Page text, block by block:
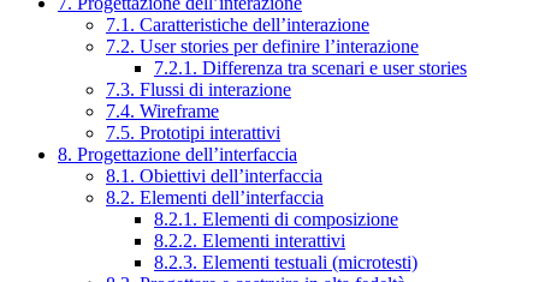
7.1. Caratteristiche dell’interazione
7.2. User stories per definire l’interazione
7.2.1. Differenza tra scenari e user stories
7.3. Flussi di interazione
7.4. Wireframe
7.5. Prototipi interattivi
8. Progettazione dell’interfaccia
8.1. Obiettivi dell’interfaccia
8.2. Elementi dell’interfaccia
8.2.1. Elementi di composizione
8.2.2. Elementi interattivi
8.2.3. Elementi testuali (microtesti)